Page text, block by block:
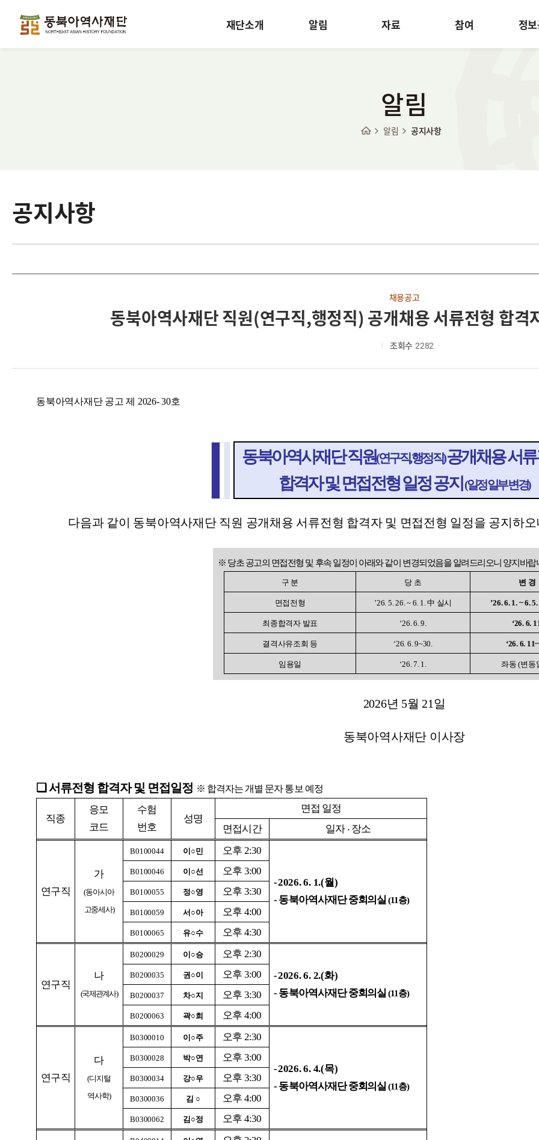
재단소개 알림 자료 참여 정
알림
알림 공지사항
공지사항
채용공고
동북아역사재단 직원(연구직,행정직) 공개채용 서류전형 합격
조회수 2282
동북아역사재단 공고 제 2026- 30호
동북아역사재단 직원(연구직, 행정직)공개채용 서
합격자 및 면접전형 일정 공지 (일정 일부 변경)
다음과 같이 동북아역사재단 직원 공개채용 서류전형 합격자 및 면접전형 일정을 공지하
※ 당초 공고의 면접전형 및 후속 일정이 아래와 같이 변경되었음을 알려드리오니 양지바랍
구 분 당 초 변 경
면접전형 ’26. 5. 26. ~ 6. 1. 中 실시 ’26. 6. 1. ~ 6.
최종합격자 발표 ‘26. 6. 9. ‘26. 6.
결격사유조회 등 ‘26. 6. 9~30. ‘26. 6.
임용일 ‘26. 7. 1. 좌동 (변동
2026년 5월 21일
동북아역사재단 이사장
❏서류전형 합격자 및 면접일정 ※ 합격자는 개별 문자 통보 예정
직종
응모
코드
수험
번호
성명
면접 일정
면접시간
일자 ‧ 장소
연구직
가
(동아시아
고중세사)
B0100044 이○민 오후 2:30
-2026. 6. 1.(월)
- 동북아역사재단 중회의실 (11층)
B0100046 이○선 오후 3:00
B0100055 정○영 오후 3:30
B0100059 서○아 오후 4:00
B0100065 유○수 오후 4:30
연구직
나
(국제관계사)
B0200029 이○승
오후 2:30
-2026. 6. 2.(화)
- 동북아역사재단 중회의실 (11층)
B0200035 권○이 오후 3:00
B0200037 차○지 오후 3:30
B0200063 곽○희 오후 4:00
연구직
다
(디지털
역사학)
B0300010 이○주 오후 2:30
-2026. 6. 4.(목)
- 동북아역사재단 중회의실 (11층)
B0300028 박○연 오후 3:00
B0300034 강○우 오후 3:30
B0300036 김 ○ 오후 4:00
B0300062 김○정 오후 4:30